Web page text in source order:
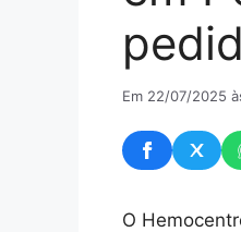
Em 22/07/2025
O